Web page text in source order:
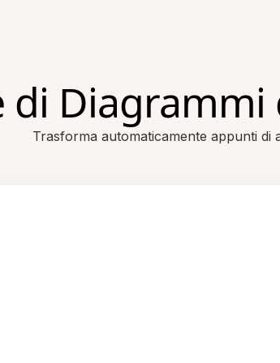
di
Trasforma automaticamente appunti di